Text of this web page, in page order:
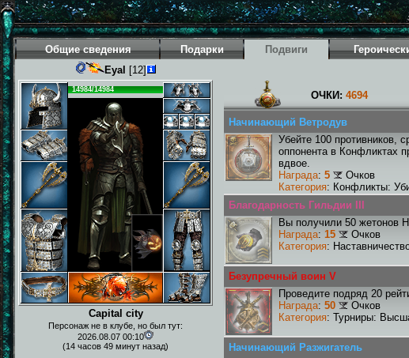
Общие сведения Подарки Подвиги
Eyal [12]
14984/14984
Capital city
Персонаж не в клубе, но был тут:
2026.08.07 00:10
(14 часов 49 минут назад)
ОЧКИ: 4694
Начинающий Ветродув
Убейте 100 противников,
оппонента в Конфликтах
вдвое.
Награда: 5
Очков
Категория: Конфликты:
Благодарность Гильдии III
Вы получили 50 жетонов
Награда: 15
Очков
Категория:
Безупречный воин V
Проведите подряд 20
Награда: 50
Очков
Категория: Турниры:
Начинающий Разжигатель